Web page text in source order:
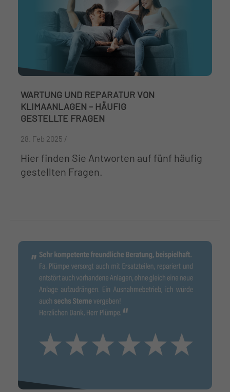
WARTUNG UND REPARATUR VON
KLIMAANLAGEN – HÄUFIG
GESTELLTE FRAGEN
28. Feb 2025 /
Hier finden Sie Antworten auf fünf häufig
gestellten Fragen.